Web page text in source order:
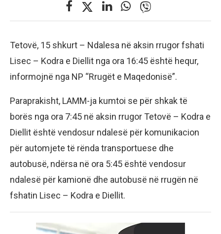
Tetovë, 15 shkurt – Ndalesa në aksin rrugor fshati
Lisec – Kodra e Diellit nga ora 16:45 është hequr,
informojnë nga NP “Rrugët e Maqedonisë”.
Paraprakisht, LAMM-ja kumtoi se për shkak të
borës nga ora 7:45 në aksin rrugor Tetovë – Kodra e
Diellit është vendosur ndalesë për komunikacion
për automjete të rënda transportuese dhe
autobusë, ndërsa në ora 5:45 është vendosur
ndalesë për kamionë dhe autobusë në rrugën në
fshatin Lisec – Kodra e Diellit.